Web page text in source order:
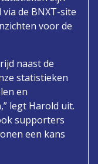
de BNXT-site
voor de
naast de
statistieken
en
legt Harold uit.
supporters
een kans